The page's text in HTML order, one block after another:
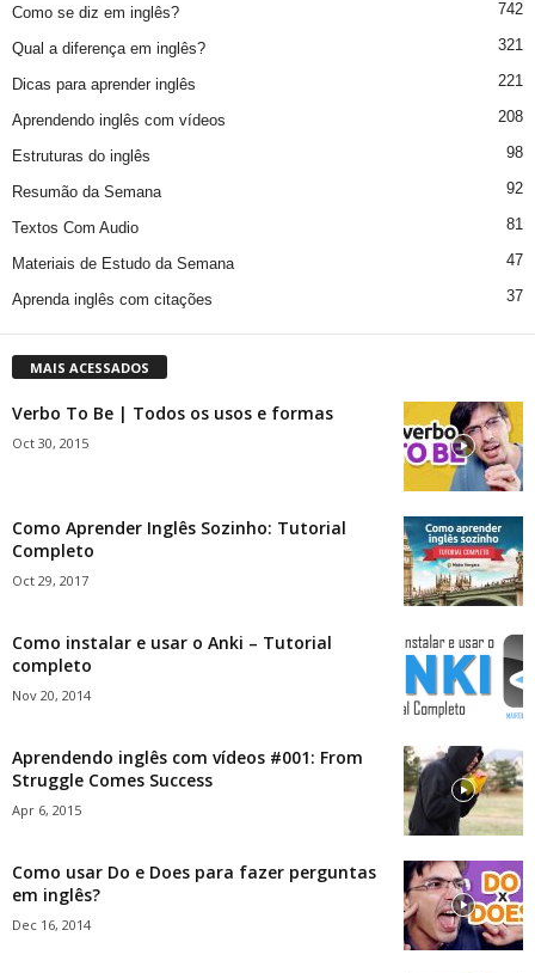
Como se diz em inglês? 742
Qual a diferença em inglês? 321
Dicas para aprender inglês 221
Aprendendo inglês com vídeos 208
Estruturas do inglês 98
Resumão da Semana 92
Textos Com Audio 81
Materiais de Estudo da Semana 47
Aprenda inglês com citações 37
MAIS ACESSADOS
Verbo To Be | Todos os usos e formas
Oct 30, 2015
Como Aprender Inglês Sozinho: Tutorial
Completo
Oct 29, 2017
Como instalar e usar o Anki – Tutorial
completo
Nov 20, 2014
Aprendendo inglês com vídeos #001: From
Struggle Comes Success
Apr 6, 2015
Como usar Do e Does para fazer perguntas
em inglês?
Dec 16, 2014